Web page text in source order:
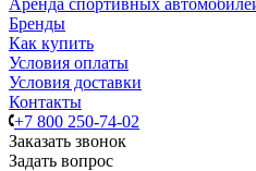
Аренда спортивных
Бренды
Как купить
Условия оплаты
Условия доставки
Контакты
+7 800 250-74-02
Заказать звонок
Задать вопрос